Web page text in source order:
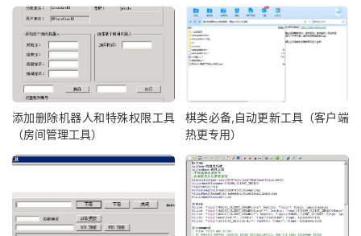
添加删除机器人和特殊权限工具
（房间管理工具）
棋类必备,自动更新工具（客户端
热更专用）